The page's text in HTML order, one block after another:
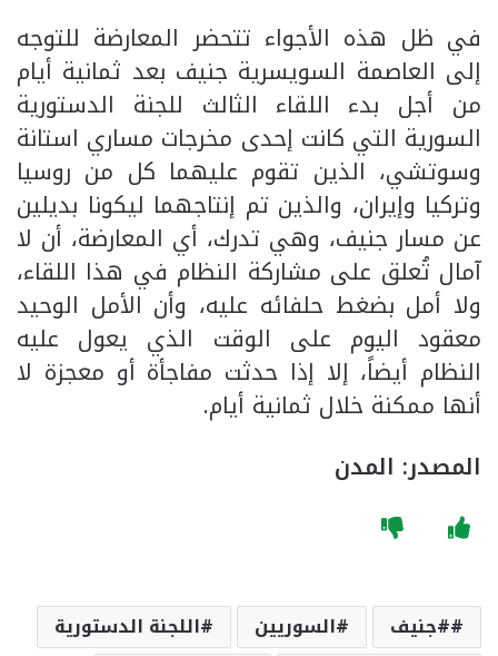
في ظل هذه الأجواء تتحضر المعارضة للتوجه
إلى العاصمة السويسرية جنيف بعد ثمانية أيام
من أجل بدء اللقاء الثالث للجنة الدستورية
السورية التي كانت إحدى مخرجات مساري استانة
وسوتشي، الذين تقوم عليهما كل من روسيا
وتركيا وإيران، والذين تم إنتاجهما ليكونا بديلين
عن مسار جنيف، وهي تدرك، أي المعارضة، أن لا
آمال تُعلق على مشاركة النظام في هذا اللقاء،
ولا أمل بضغط حلفائه عليه، وأن الأمل الوحيد
معقود اليوم على الوقت الذي يعول عليه
النظام أيضاً، إلا إذا حدثت مفاجأة أو معجزة لا
أنها ممكنة خلال ثمانية أيام.
المصدر: المدن
#جنيف السوريين
اللجنة الدستورية